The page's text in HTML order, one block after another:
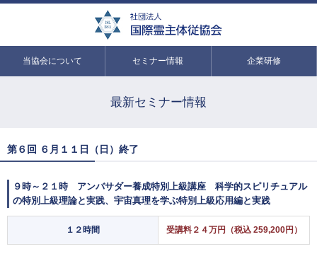
当協会について セミナー情報 企業研修
最新セミナー情報
第６回 ６月１１日（日）終了
９時～２１時 アンバサダー養成特別上級講座 科学的スピリチュアル
の特別上級理論と実践、宇宙真理を学ぶ特別上級応用編と実践
１２時間 受講料２４万円（税込 259,200円）